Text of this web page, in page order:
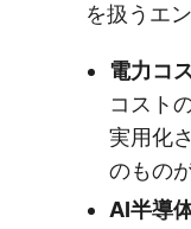
を扱うエ
電力コ
コスト
実用化
のもの
AI半導